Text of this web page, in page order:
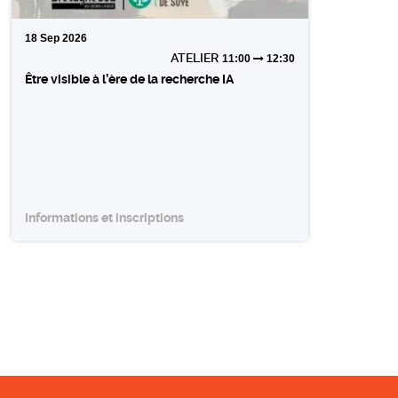
18 Sep 2026
ATELIER 11:00 12:30
Être visible à l’ère de la recherche IA
Informations et inscriptions